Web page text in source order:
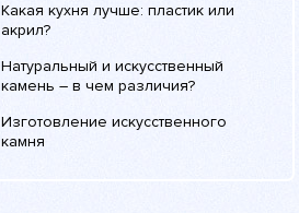
Какая кухня лучше: пластик или
акрил?
Натуральный и искусственный
камень – в чем различия?
Изготовление искусственного
камня